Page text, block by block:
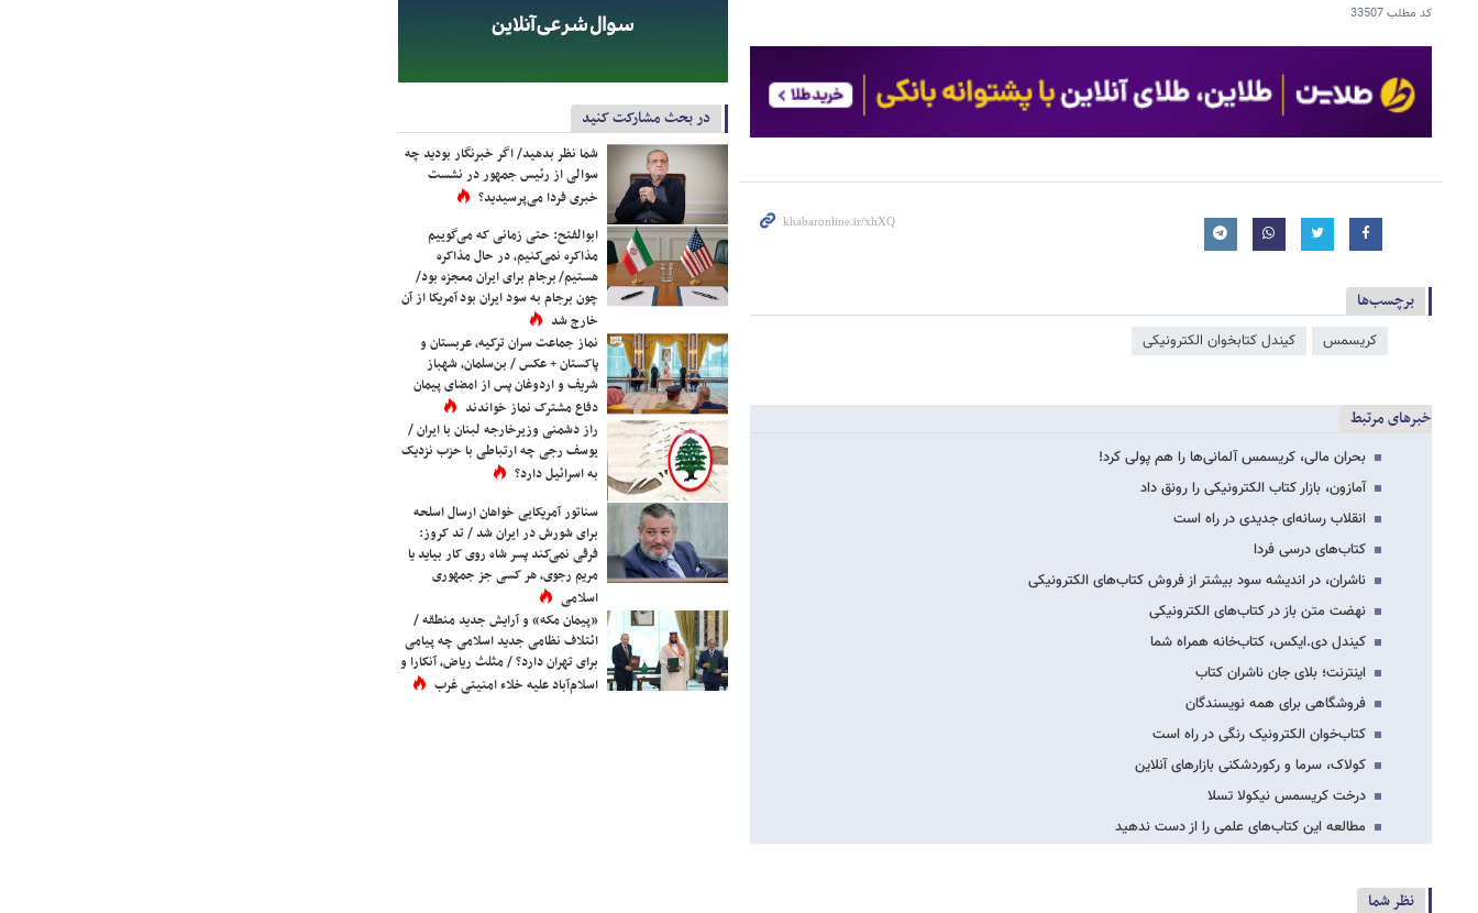
کد مطلب33507
برچسب‌ها
کریسمس کیندل کتابخوان الکترونیکی
خبرهای مرتبط
بحران مالی، کریسمس آلمانی‌ها را هم پولی کرد!
آمازون، بازار کتاب الکترونیکی را رونق داد
انقلاب رسانه‌ای جدیدی در راه است
کتاب‌های درسی فردا
ناشران، در اندیشه سود بیشتر از فروش کتاب‌های الکترونیکی
نهضت متن باز در کتاب‌های الکترونیکی
کیندل دی.ایکس، کتاب‌خانه همراه شما
اینترنت؛ بلای جان ناشران کتاب
فروشگاهی برای همه نویسندگان
کتاب‌خوان الکترونیک رنگی در راه است
کولاک، سرما و رکورد‌شکنی بازارهای آنلاین
درخت کریسمس نیکولا تسلا
مطالعه این کتاب‌های علمی را از دست ندهید
نظر شما
در بحث مشارکت کنید
شما نظر بدهید/ اگر خبرنگار بودید چه
سوالی از رئیس جمهور در نشست
خبری فردا می‌پرسیدید؟
ابوالفتح: حتی زمانی که می‌گوییم
مذاکره نمی‌کنیم، در حال مذاکره
هستیم/ برجام برای ایران معجزه بود/
چون برجام به سود ایران بود آمریکا از آن
خارج شد
نماز جماعت سران ترکیه، عربستان و
پاکستان + عکس / بن‌سلمان، شهباز
شریف و اردوغان پس از امضای پیمان
دفاع مشترک نماز خواندند
راز دشمنی وزیرخارجه لبنان با ایران /
یوسف رجی چه ارتباطی با حزب نزدیک
به اسرائیل دارد؟
سناتور آمریکایی خواهان ارسال اسلحه
برای شورش در ایران شد / تد کروز:
فرقی نمی‌کند پسر شاه روی کار بیاید یا
مریم رجوی، هر کسی جز جمهوری
اسلامی
«پیمان مکه» و آرایش جدید منطقه /
ائتلاف نظامی جدید اسلامی چه پیامی
برای تهران دارد؟ / مثلث ریاض، آنکارا و
اسلام‌آباد علیه خلاء امنیتی غرب